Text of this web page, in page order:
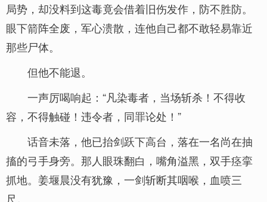
局势，却没料到这毒竟会借着旧伤发作，防不胜防。
眼下箭阵全废，军心溃散，连他自己都不敢轻易靠近
那些尸体。
但他不能退。
一声厉喝响起：“凡染毒者，当场斩杀！不得收
容，不得触碰！违令者，同罪论处！”
话音未落，他已抬剑跃下高台，落在一名尚在抽
搐的弓手身旁。那人眼珠翻白，嘴角溢黑，双手痉挛
抓地。姜堰晨没有犹豫，一剑斩断其咽喉，血喷三
尺。